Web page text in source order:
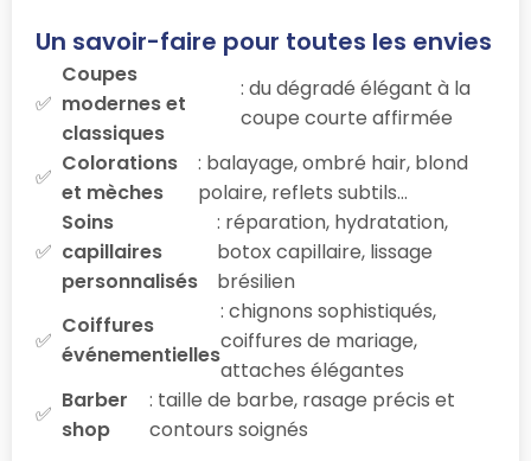
Un savoir-faire pour toutes les envies
Coupes
modernes et
classiques
: du dégradé élégant à la
coupe courte affirmée
Colorations
et mèches
: balayage, ombré hair, blond
polaire, reflets subtils…
Soins
capillaires
personnalisés
: réparation, hydratation,
botox capillaire, lissage
brésilien
Coiffures
événementielles
: chignons sophistiqués,
coiffures de mariage,
attaches élégantes
Barber
shop
: taille de barbe, rasage précis et
contours soignés